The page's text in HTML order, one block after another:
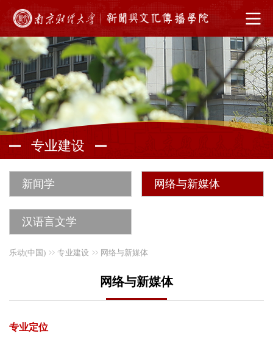
专业建设
新闻学 网络与新媒体
汉语言文学
乐动(中国) 专业建设 网络与新媒体
网络与新媒体
专业定位